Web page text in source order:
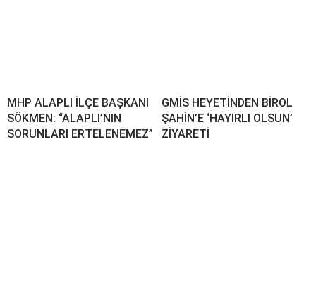
MHP ALAPLI İLÇE BAŞKANI
SÖKMEN: “ALAPLI’NIN
SORUNLARI ERTELENEMEZ”
GMİS HEYETİNDEN BİROL
ŞAHİN’E ‘HAYIRLI OLSUN’
ZİYARETİ